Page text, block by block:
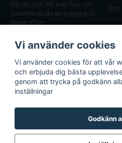
När du gör ett köp hos oss
garanteras du en trygg och
säker affär!
Org.
Tel:
INFORMATION
Om oss
Integritetspolicy
Vi använder cookies
Vi använder cookies för att vår
och erbjuda dig bästa
genom att trycka på godkänn
inställningar
Godkänn